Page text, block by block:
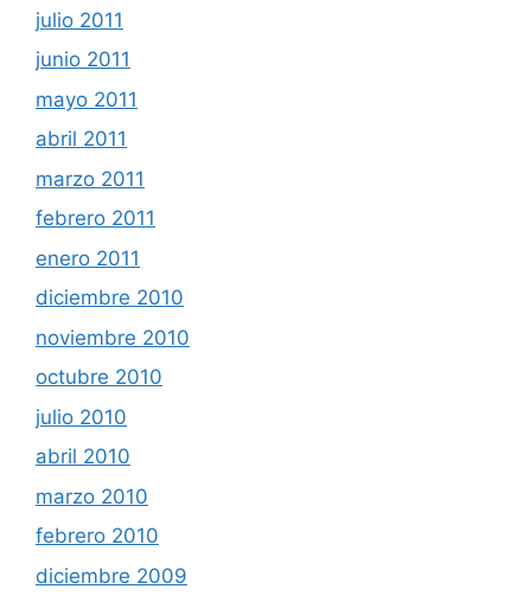
julio 2011
junio 2011
mayo 2011
abril 2011
marzo 2011
febrero 2011
enero 2011
diciembre 2010
noviembre 2010
octubre 2010
julio 2010
abril 2010
marzo 2010
febrero 2010
diciembre 2009